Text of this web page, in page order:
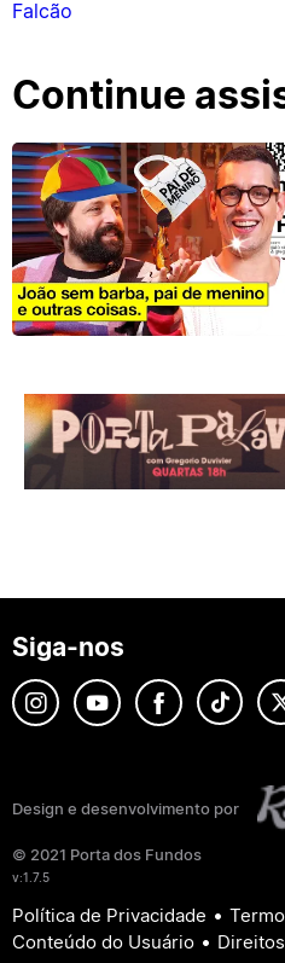
Continue
Siga-nos
Design e desenvolvimento por
© 2021 Porta dos Fundos
v:1.7.5
Política de Privacidade •
Conteúdo do Usuário •